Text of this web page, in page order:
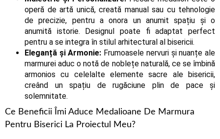
operă de artă unică, creată manual sau cu tehnologie
de precizie, pentru a onora un anumit spațiu și o
anumită istorie. Designul poate fi adaptat perfect
pentru a se integra în stilul arhitectural al bisericii.
Eleganță și Armonie: Frumoasele nervuri și nuanțe ale
marmurei aduc o notă de noblețe naturală, ce se îmbină
armonios cu celelalte elemente sacre ale bisericii,
creând un spațiu de rugăciune plin de pace și
solemnitate.
Ce Beneficii Îmi Aduce Medalioane De Marmura
Pentru Biserici La Proiectul Meu?